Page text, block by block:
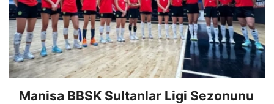
Manisa BBSK Sultanlar Ligi Sezonunu